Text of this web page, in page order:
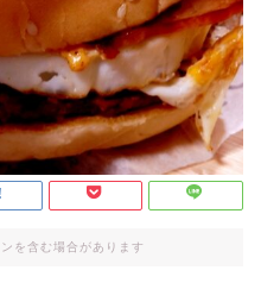
を含む場合があります